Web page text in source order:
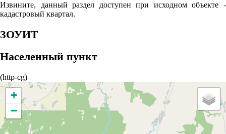
Извините, данный раздел доступен при исходном объекте -
кадастровый квартал.
ЗОУИТ
Населенный пункт
(http-cg)
+
−